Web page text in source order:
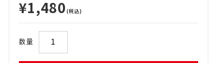
¥1,480 (税込)
数量